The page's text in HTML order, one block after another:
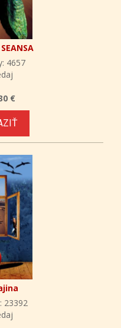
4657
€
23392